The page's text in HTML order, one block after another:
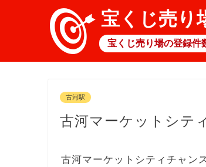
宝くじ売り
宝くじ売り場の登録件
古河駅
古河マーケットシテ
古河マーケットシティチャン